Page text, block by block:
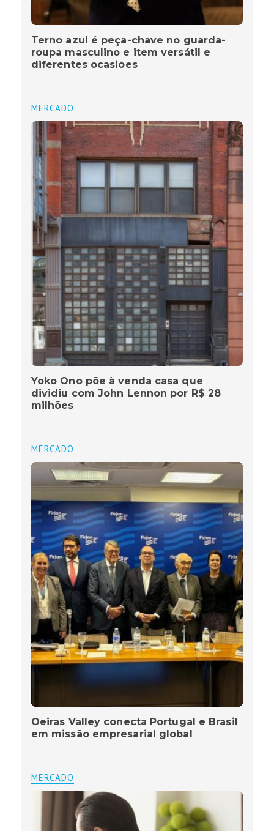
Terno azul é peça-chave no guarda-
roupa masculino e item versátil e
diferentes ocasiões
MERCADO
Yoko Ono põe à venda casa que
dividiu com John Lennon por R$ 28
milhões
MERCADO
Oeiras Valley conecta Portugal e Brasil
em missão empresarial global
MERCADO